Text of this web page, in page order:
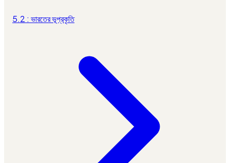
5.2 : ভারতের ভূপ্রকৃতি